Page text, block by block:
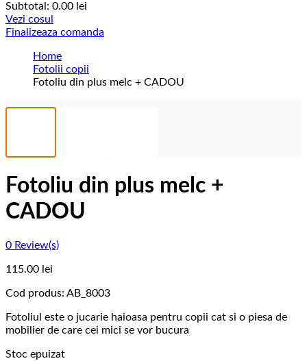
Subtotal: 0.00 lei
Vezi cosul
Finalizeaza comanda
Home
Fotolii copii
Fotoliu din plus melc + CADOU
Fotoliu din plus melc +
CADOU
0 Review(s)
115.00 lei
Cod produs: AB_8003
Fotoliul este o jucarie haioasa pentru copii cat si o piesa de
mobilier de care cei mici se vor bucura
Stoc epuizat